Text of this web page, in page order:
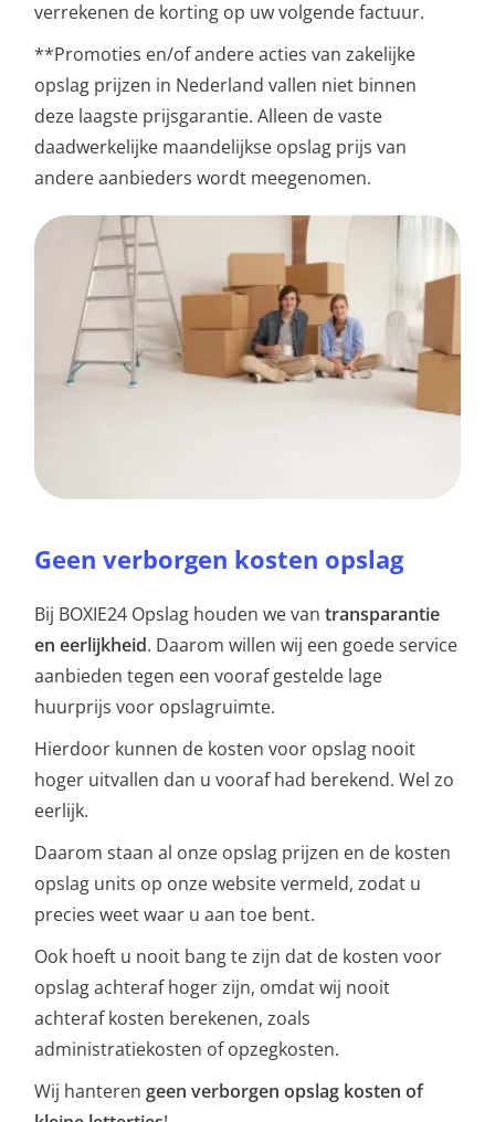
verrekenen de korting op uw volgende factuur.
**Promoties en/of andere acties van zakelijke
opslag prijzen in Nederland vallen niet binnen
deze laagste prijsgarantie. Alleen de vaste
daadwerkelijke maandelijkse opslag prijs van
andere aanbieders wordt meegenomen.
Geen verborgen kosten opslag
Bij BOXIE24 Opslag houden we vantransparantie
en eerlijkheid. Daarom willen wij een goede service
aanbieden tegen een vooraf gestelde lage
huurprijs voor opslagruimte.
Hierdoor kunnen de kosten voor opslag nooit
hoger uitvallen dan u vooraf had berekend. Wel zo
eerlijk.
Daarom staan al onze opslag prijzen en de kosten
opslag units op onze website vermeld, zodat u
precies weet waar u aan toe bent.
Ook hoeft u nooit bang te zijn dat de kosten voor
opslag achteraf hoger zijn, omdat wij nooit
achteraf kosten berekenen, zoals
administratiekosten of opzegkosten.
Wij hanterengeen verborgen opslag kosten of